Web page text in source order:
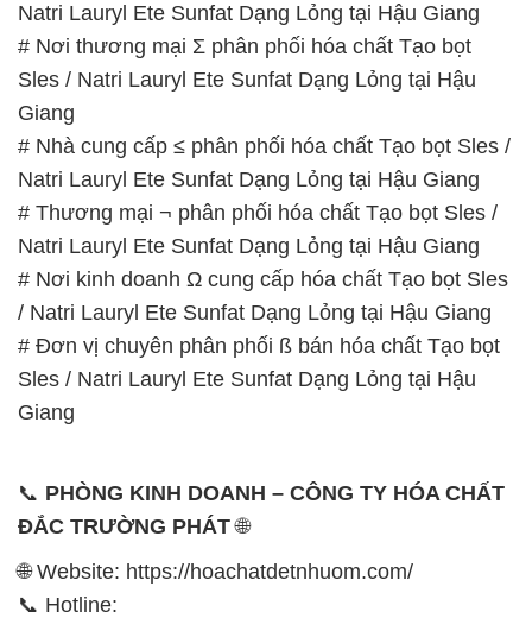
Natri Lauryl Ete Sunfat Dạng Lỏng tại Hậu Giang
# Nơi thương mại Σ phân phối hóa chất Tạo bọt
Sles / Natri Lauryl Ete Sunfat Dạng Lỏng tại Hậu
Giang
# Nhà cung cấp ≤ phân phối hóa chất Tạo bọt Sles /
Natri Lauryl Ete Sunfat Dạng Lỏng tại Hậu Giang
# Thương mại ¬ phân phối hóa chất Tạo bọt Sles /
Natri Lauryl Ete Sunfat Dạng Lỏng tại Hậu Giang
# Nơi kinh doanh Ω cung cấp hóa chất Tạo bọt Sles
/ Natri Lauryl Ete Sunfat Dạng Lỏng tại Hậu Giang
# Đơn vị chuyên phân phối ß bán hóa chất Tạo bọt
Sles / Natri Lauryl Ete Sunfat Dạng Lỏng tại Hậu
Giang
📞 PHÒNG KINH DOANH – CÔNG TY HÓA CHẤT
ĐẮC TRƯỜNG PHÁT🌐
🌐 Website: https://hoachatdetnhuom.com/
📞 Hotline: